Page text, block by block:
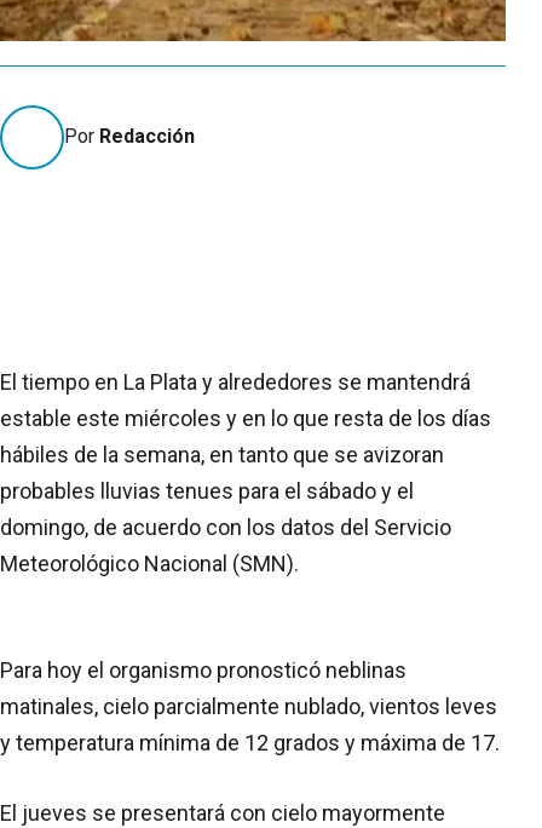
Por Redacción
El tiempo en La Plata y alrededores se mantendrá
estable este miércoles y en lo que resta de los días
hábiles de la semana, en tanto que se avizoran
probables lluvias tenues para el sábado y el
domingo, de acuerdo con los datos del Servicio
Meteorológico Nacional (SMN).
Para hoy el organismo pronosticó neblinas
matinales, cielo parcialmente nublado, vientos leves
y temperatura mínima de 12 grados y máxima de 17.
El jueves se presentará con cielo mayormente